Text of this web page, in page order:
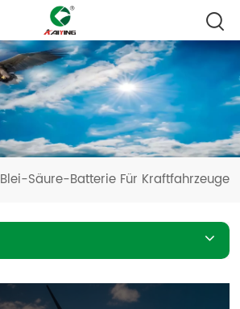
Blei-Säure-Batterie Für Kraftfahrzeuge